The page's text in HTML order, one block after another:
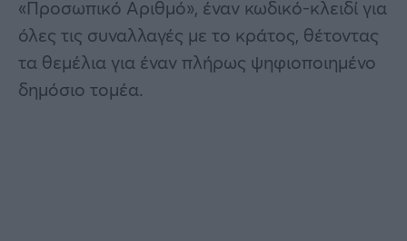
«Προσωπικό Αριθμό», έναν κωδικό-κλειδί για
όλες τις συναλλαγές με το κράτος, θέτοντας
τα θεμέλια για έναν πλήρως ψηφιοποιημένο
δημόσιο τομέα.